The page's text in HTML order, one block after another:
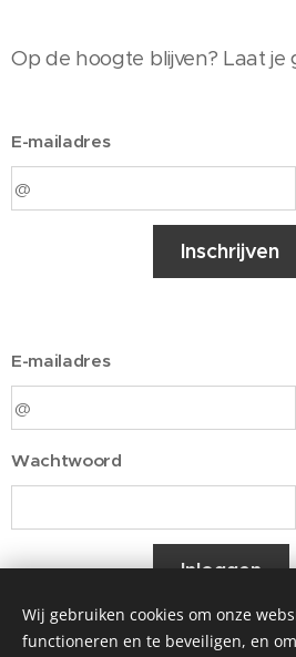
Op de hoogte blijven? Laat je
E-mailadres
Inschrijven
E-mailadres
Wachtwoord
Inloggen
Wij gebruiken cookies om onze
functioneren en te beveiligen, en